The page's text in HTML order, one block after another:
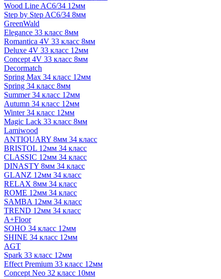
Wood Line AC6/34 12мм
Step by Step AC6/34 8мм
GreenWald
Elegance 33 класс 8мм
Romantica 4V 33 класс 8мм
Deluxe 4V 33 класс 12мм
Concept 4V 33 класс 8мм
Decormatch
Spring Max 34 класс 12мм
Spring 34 класс 8мм
Summer 34 класс 12мм
Autumn 34 класс 12мм
Winter 34 класс 12мм
Magic Lack 33 класс 8мм
Lamiwood
ANTIQUARY 8мм 34 класс
BRISTOL 12мм 34 класс
CLASSIC 12мм 34 класс
DINASTY 8мм 34 класс
GLANZ 12мм 34 класс
RELAX 8мм 34 класс
ROME 12мм 34 класс
SAMBA 12мм 34 класс
TREND 12мм 34 класс
A+Floor
SOHO 34 класс 12мм
SHINE 34 класс 12мм
AGT
Spark 33 класс 12мм
Effect Premium 33 класс 12мм
Concept Neo 32 класс 10мм